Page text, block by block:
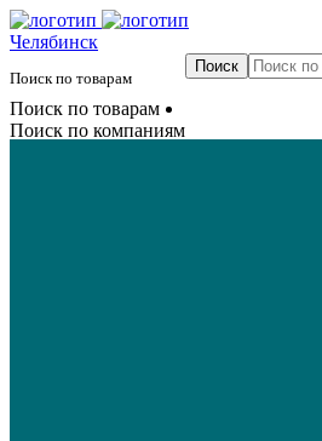
Челябинск
Поиск по товарам
Поиск по товарам
Поиск по компаниям